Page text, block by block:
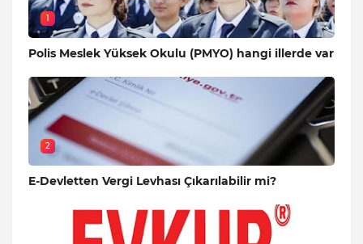
1
Polis Meslek Yüksek Okulu (PMYO) hangi illerde var
2
E-Devletten Vergi Levhası Çıkarılabilir mi?